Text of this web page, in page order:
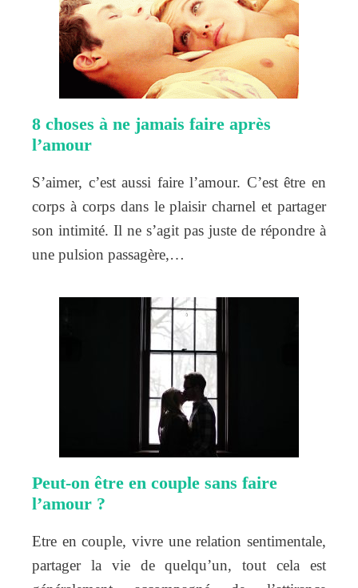
8 choses à ne jamais faire après
l’amour
S’aimer, c’est aussi faire l’amour. C’est être en
corps à corps dans le plaisir charnel et partager
son intimité. Il ne s’agit pas juste de répondre à
une pulsion passagère,…
Peut-on être en couple sans faire
l’amour ?
Etre en couple, vivre une relation sentimentale,
partager la vie de quelqu’un, tout cela est